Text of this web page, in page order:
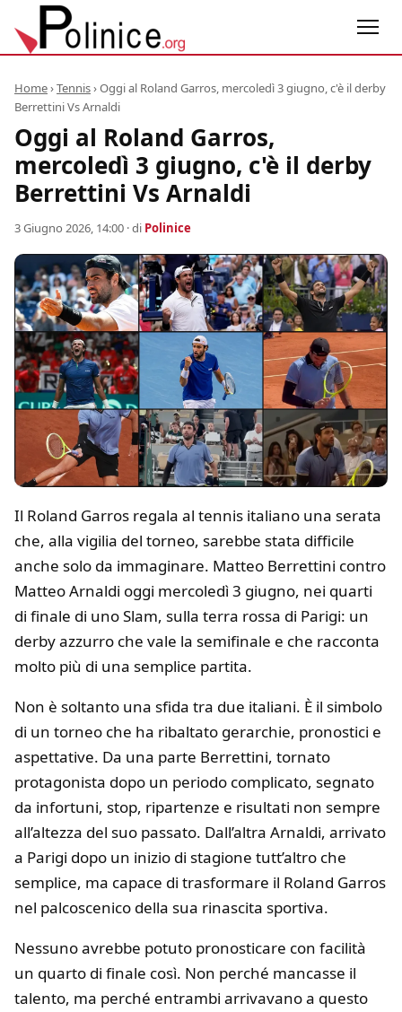
Home›Tennis›Oggi al Roland Garros, mercoledì 3 giugno, c'è il derby
Berrettini Vs Arnaldi
Oggi al Roland Garros,
mercoledì 3 giugno, c'è il derby
Berrettini Vs Arnaldi
3 Giugno 2026, 14:00 · di Polinice
Il Roland Garros regala al tennis italiano una serata
che, alla vigilia del torneo, sarebbe stata difficile
anche solo da immaginare. Matteo Berrettini contro
Matteo Arnaldi oggi mercoledì 3 giugno, nei quarti
di finale di uno Slam, sulla terra rossa di Parigi: un
derby azzurro che vale la semifinale e che racconta
molto più di una semplice partita.
Non è soltanto una sfida tra due italiani. È il simbolo
di un torneo che ha ribaltato gerarchie, pronostici e
aspettative. Da una parte Berrettini, tornato
protagonista dopo un periodo complicato, segnato
da infortuni, stop, ripartenze e risultati non sempre
all’altezza del suo passato. Dall’altra Arnaldi, arrivato
a Parigi dopo un inizio di stagione tutt’altro che
semplice, ma capace di trasformare il Roland Garros
nel palcoscenico della sua rinascita sportiva.
Nessuno avrebbe potuto pronosticare con facilità
un quarto di finale così. Non perché mancasse il
talento, ma perché entrambi arrivavano a questo